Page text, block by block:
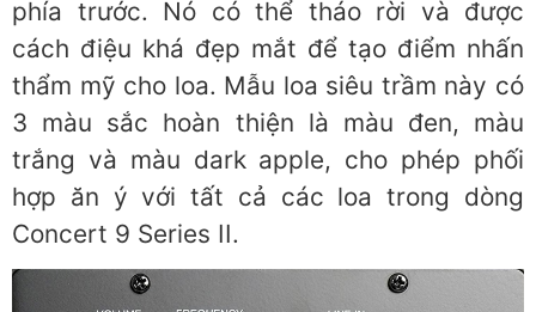
phía trước. Nó có thể tháo rời và được
cách điệu khá đẹp mắt để tạo điểm nhấn
thẩm mỹ cho loa. Mẫu loa siêu trầm này có
3 màu sắc hoàn thiện là màu đen, màu
trắng và màu dark apple, cho phép phối
hợp ăn ý với tất cả các loa trong dòng
Concert 9 Series II.